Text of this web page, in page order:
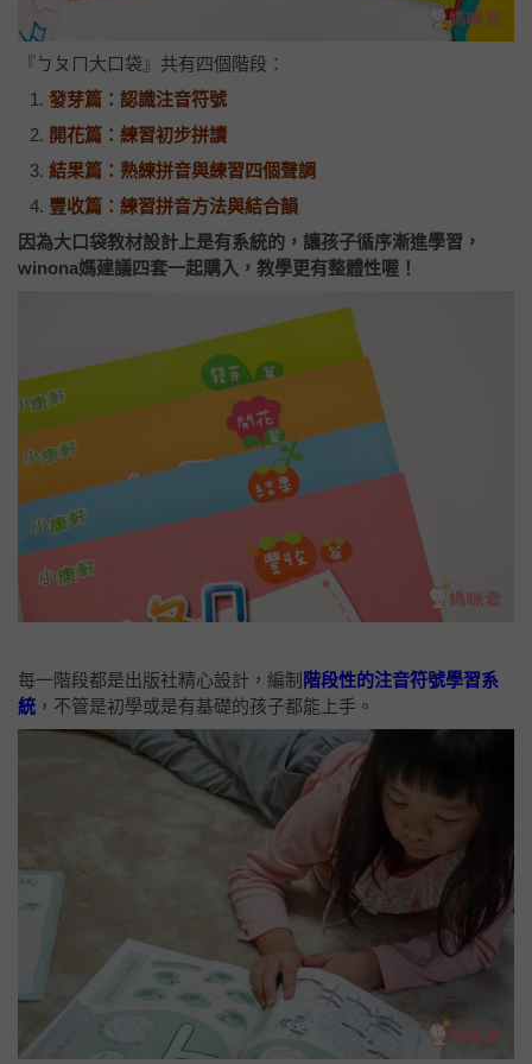
『ㄅㄆㄇ大口袋』共有四個階段：
發芽篇：認識注音符號
開花篇：練習初步拼讀
結果篇：熟練拼音與練習四個聲調
豐收篇：練習拼音方法與結合韻
因為大口袋教材設計上是有系統的，讓孩子循序漸進學習，
winona媽建議四套一起購入，教學更有整體性喔！
每一階段都是出版社精心設計，編制 階段性的注音符號學習系
統 ，不管是初學或是有基礎的孩子都能上手。